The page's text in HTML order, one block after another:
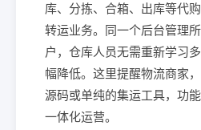
库、分拣、合箱、出库等代
转运业务。同一个后台管理
户，仓库人员无需重新学习
幅降低。这里提醒物流商家
源码或单纯的集运工具，功
一体化运营。